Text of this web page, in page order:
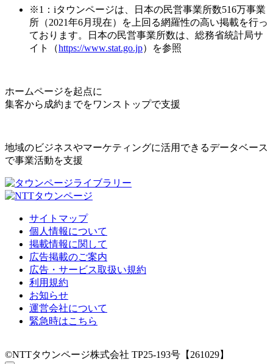
※1：iタウンページは、日本の民営事業所数516万事業
所（2021年6月現在）を上回る網羅性の高い掲載を行っ
ております。日本の民営事業所数は、総務省統計局サ
イト（https://www.stat.go.jp）を参照
ホームページを起点に
集客から成約までをワンストップで支援
地域のビジネスやマーケティングに活用できるデータベース
で事業活動を支援
サイトマップ
個人情報について
掲載情報に関して
広告掲載のご案内
広告・サービス取扱い規約
利用規約
お知らせ
運営会社について
緊急時はこちら
©NTTタウンページ株式会社 TP25-193号【261029】